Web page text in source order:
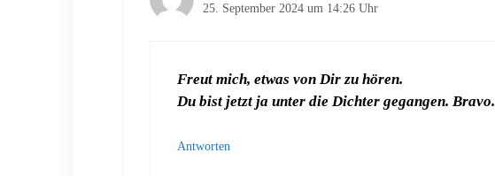
25. September 2024 um 14:26 Uhr
Freut mich, etwas von Dir zu hören.
Du bist jetzt ja unter die Dichter gegangen. Bravo.
Antworten